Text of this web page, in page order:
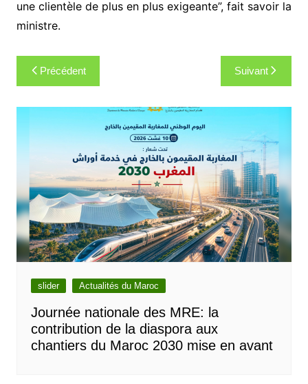
une clientèle de plus en plus exigeante”, fait savoir la
ministre.
Navigation
de
l’article
Précédent Suivant
slider Actualités du Maroc
Journée nationale des MRE: la
contribution de la diaspora aux
chantiers du Maroc 2030 mise en avant